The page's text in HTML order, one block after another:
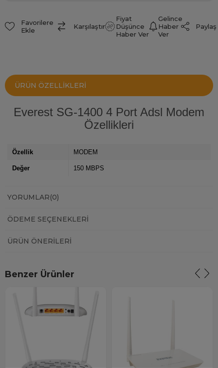
Favorilere
Ekle
Karşılaştır
Fiyat
Düşünce
Haber Ver
Gelince
Haber
Ver
Paylaş
ÜRÜN ÖZELLIKLERI
Everest SG-1400 4 Port Adsl Modem
Özellikleri
Özellik MODEM
Değer 150 MBPS
YORUMLAR(0)
ÖDEME SEÇENEKLERI
ÜRÜN ÖNERILERI
Benzer Ürünler